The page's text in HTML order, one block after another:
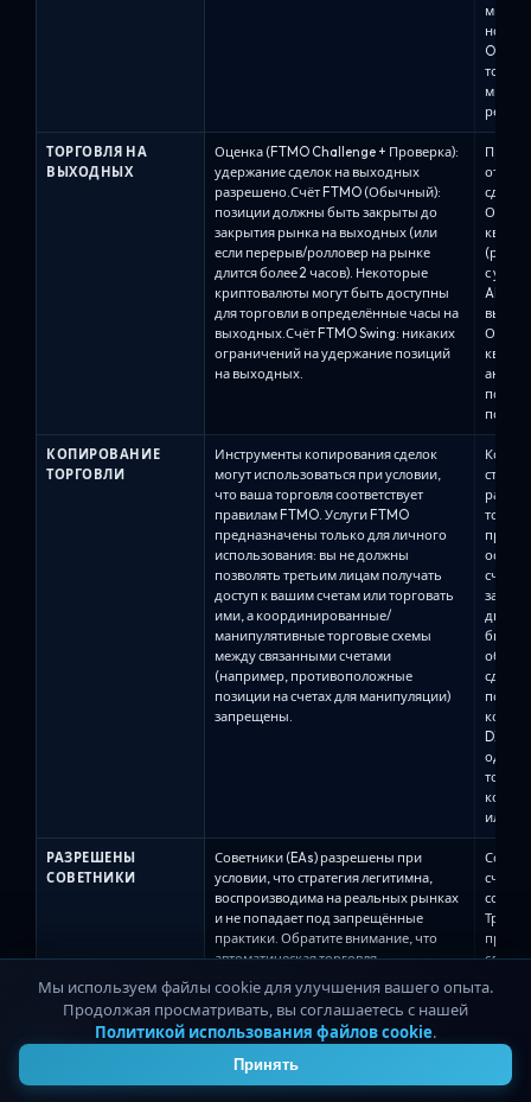
One /
то же
минут
ТОРГОВЛЯ НА
ВЫХОДНЫХ
Оценка (FTMO Challenge + Проверка):
удержание сделок на выходных
разрешено.Счёт FTMO (Обычный):
позиции должны быть закрыты до
закрытия рынка на выходных (или
если перерыв/ролловер на рынке
длится более 2 часов). Некоторые
криптовалюты могут быть доступны
для торговли в определённые часы на
выходных.Счёт FTMO Swing: никаких
ограничений на удержание позиций
на выходных.
от
с
Alpha
по-
КОПИРОВАНИЕ
ТОРГОВЛИ
Инструменты копирования сделок
могут использоваться при условии,
что ваша торговля соответствует
правилам FTMO. Услуги FTMO
предназначены только для личного
использования: вы не должны
позволять третьим лицам получать
доступ к вашим счетам или торговать
ими, а координированные/
манипулятивные торговые схемы
между связанными счетами
(например, противоположные
позиции на счетах для манипуляции)
запрещены.
том
счёта/
двумя
быть
обоих
одно
или...
РАЗРЕШЕНЫ
СОВЕТНИКИ
Советники (EAs) разрешены при
условии, что стратегия легитимна,
воспроизводима на реальных рынках
и не попадает под запрещённые
практики. Обратите внимание, что
автоматическая торговля,
перегружающая серверы (например,
чрезмерные запросы к серверу),
запрещена, а широко используемые
сторонние советники могут рисковать
нарушением ограничений на
максимальное распределение
при
Мы используем файлы cookie для улучшения вашего опыта.
Продолжая просматривать, вы соглашаетесь с нашей
Политикой использования файлов cookie.
Принять